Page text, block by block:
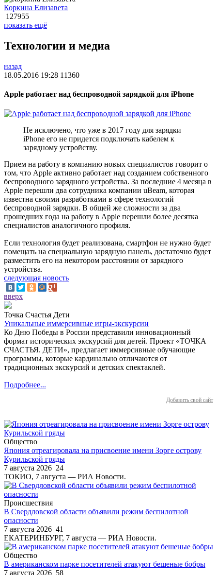
Коркина Елизавета
127955
показать ещё
Технологии и медиа
назад
18.05.2016 19:28 11360
Apple работает над беспроводной зарядкой для iPhone
Не исключено, что уже в 2017 году для зарядки
iPhone его не придется подключать кабелем к
зарядному устройству.
Прием на работу в компанию новых специалистов говорит о
том, что Apple активно работает над созданием собственного
беспроводного зарядного устройства. За последние 4 месяца в
Apple перешли два сотрудника компании uBeam, которая
известна своими разработками в сфере технологий
беспроводной зарядки. В общей же сложности за два
прошедших года на работу в Apple перешли более десятка
специалистов аналогичного профиля.
Если технология будет реализована, смартфон не нужно будет
помещать на специальную зарядную панель, достаточно будет
разместить его на некотором расстоянии от зарядного
устройства.
следующая новость
вверх
Точка Счастья Дети
Уникальные иммерсивные игры-экскурсии
Ко Дню Победы в России представили инновационный
формат исторических экскурсий для детей. Проект «ТОЧКА
СЧАСТЬЯ. ДЕТИ», предлагает иммерсивные обучающие
программы, которые кардинально отличаются от
традиционных экскурсий и детских спектаклей.
Подробнее...
Добавить свой сайт
Общество
Япония отреагировала на присвоение имени Зорге острову
Курильской гряды
7 августа 2026 24
ТОКИО, 7 августа — РИА Новости.
Происшествия
В Свердловской области объявили режим беспилотной
опасности
7 августа 2026 41
ЕКАТЕРИНБУРГ, 7 августа — РИА Новости.
Общество
В американском парке посетителей атакуют бешеные бобры
7 августа 2026 58